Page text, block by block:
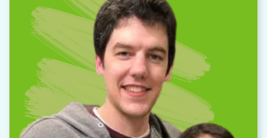
“
All I was told was they would need one. I
was good with that. The whole experience
was very rewarding.
Read story